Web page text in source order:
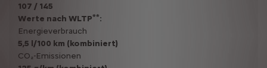
107 / 145
Werte nach WLTP**:
Energieverbrauch
5,5 l/100 km (kombiniert)
CO₂-Emissionen